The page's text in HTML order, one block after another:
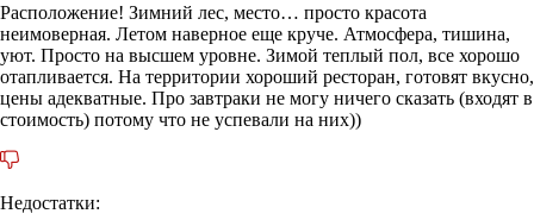
Расположение! Зимний лес, место… просто красота
неимоверная. Летом наверное еще круче. Атмосфера, тишина,
уют. Просто на высшем уровне. Зимой теплый пол, все хорошо
отапливается. На территории хороший ресторан, готовят вкусно,
цены адекватные. Про завтраки не могу ничего сказать (входят в
стоимость) потому что не успевали на них))
Недостатки: